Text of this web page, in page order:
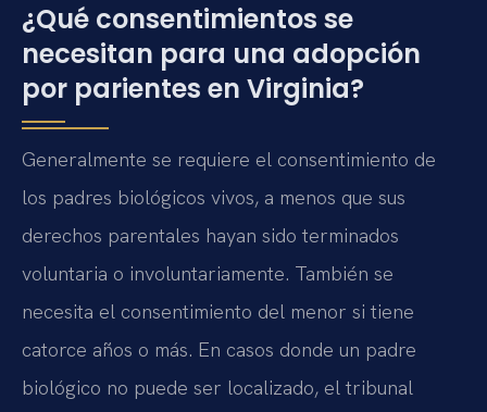
¿Qué consentimientos se
necesitan para una adopción
por parientes en Virginia?
Generalmente se requiere el consentimiento de
los padres biológicos vivos, a menos que sus
derechos parentales hayan sido terminados
voluntaria o involuntariamente. También se
necesita el consentimiento del menor si tiene
catorce años o más. En casos donde un padre
biológico no puede ser localizado, el tribunal